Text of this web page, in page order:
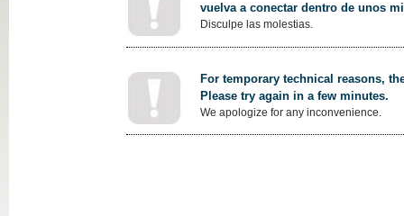
vuelva a conectar dentro de unos
Disculpe las molestias.
For temporary technical reasons,
Please try again in a few minutes.
We apologize for any inconvenience.